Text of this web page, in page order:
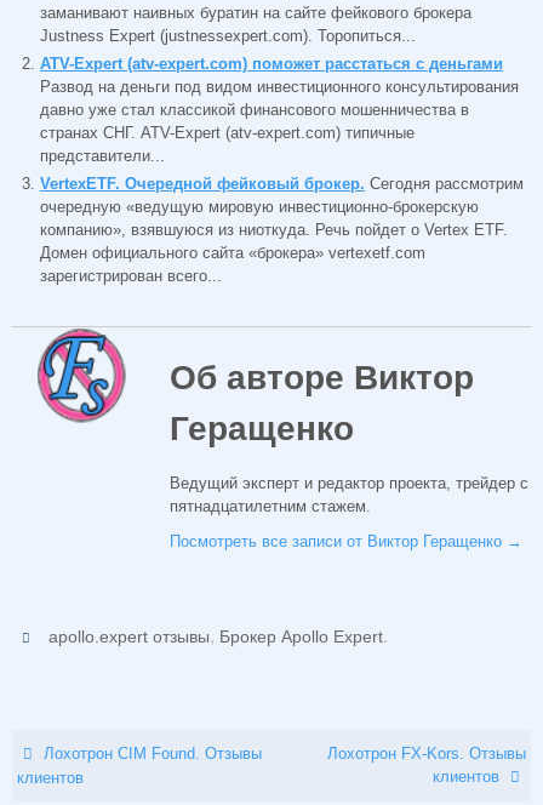
заманивают наивных буратин на сайте фейкового брокера
Justness Expert (justnessexpert.com). Торопиться...
ATV-Expert (atv-expert.com) поможет расстаться с деньгами
Развод на деньги под видом инвестиционного консультирования
давно уже стал классикой финансового мошенничества в
странах СНГ. ATV-Expert (atv-expert.com) типичные
представители...
VertexETF. Очередной фейковый брокер. Сегодня рассмотрим
очередную «ведущую мировую инвестиционно-брокерскую
компанию», взявшуюся из ниоткуда. Речь пойдет о Vertex ETF.
Домен официального сайта «брокера» vertexetf.com
зарегистрирован всего...
Об авторе Виктор
Геращенко
Ведущий эксперт и редактор проекта, трейдер с
пятнадцатилетним стажем.
Посмотреть все записи от Виктор Геращенко →
apollo.expert отзывы, Брокер Apollo Expert.
Лохотрон CIM Found. Отзывы
клиентов
Лохотрон FX-Kors. Отзывы
клиентов